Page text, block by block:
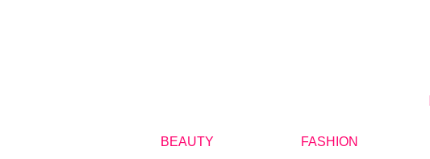
BEAUTY FASHION